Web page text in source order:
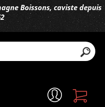
Boissons, caviste depuis